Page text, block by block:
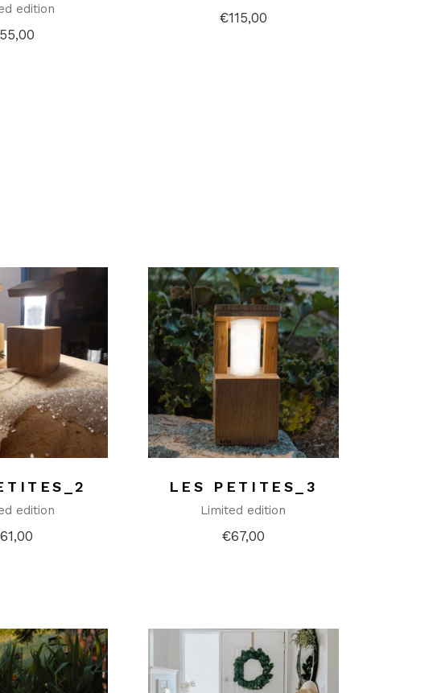
edition
€115,00
edition
61,00
LES PETITES_3
Limited edition
€67,00